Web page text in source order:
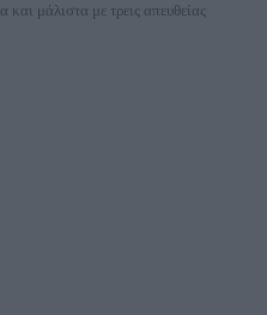
μάλιστα με τρεις απευθείας